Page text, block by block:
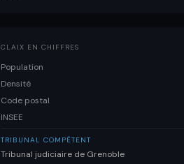
CLAIX EN CHIFFRES
Population
Densité
Code postal
INSEE
TRIBUNAL COMPÉTENT
Tribunal judiciaire de Grenoble